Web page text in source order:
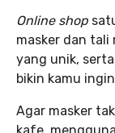
Online shop
masker dan tali
yang unik,
bikin kamu
Agar masker